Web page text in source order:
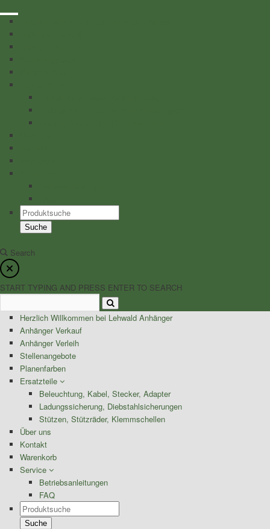
Products
search
Suche
Search
START TYPING AND PRESS ENTER TO SEARCH
Herzlich Willkommen bei Lehwald Anhänger
Anhänger Verkauf
Anhänger Verleih
Stellenangebote
Planenfarben
Ersatzteile
Beleuchtung, Kabel, Stecker, Adapter
Ladungssicherung, Diebstahlsicherungen
Stützen, Stützräder, Klemmschellen
Über uns
Kontakt
Warenkorb
Service
Betriebsanleitungen
FAQ
Products
search
Suche